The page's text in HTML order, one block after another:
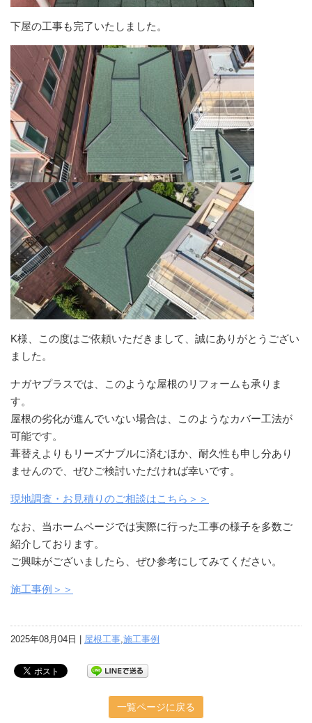
下屋の工事も完了いたしました。
K様、この度はご依頼いただきまして、誠にありがとうござい
ました。
ナガヤプラスでは、このような屋根のリフォームも承りま
す。
屋根の劣化が進んでいない場合は、このようなカバー工法が
可能です。
葺替えよりもリーズナブルに済むほか、耐久性も申し分あり
ませんので、ぜひご検討いただければ幸いです。
現地調査・お見積りのご相談はこちら＞＞
なお、当ホームページでは実際に行った工事の様子を多数ご
紹介しております。
ご興味がございましたら、ぜひ参考にしてみてください。
施工事例＞＞
2025年08月04日 | 屋根工事 施工事例
一覧ページに戻る